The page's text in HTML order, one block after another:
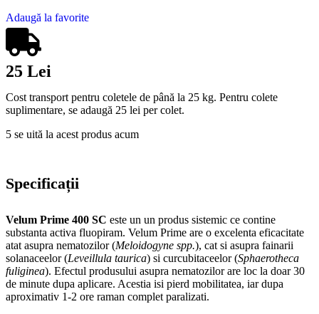
Adaugă la favorite
25 Lei
Cost transport pentru coletele de până la 25 kg. Pentru colete
suplimentare, se adaugă 25 lei per colet.
5 se uită la acest produs acum
Specificații
Velum Prime 400 SC este un un produs sistemic ce contine
substanta activa fluopiram. Velum Prime are o excelenta eficacitate
atat asupra nematozilor (Meloidogyne spp.), cat si asupra fainarii
solanaceelor (Leveillula taurica) si curcubitaceelor (Sphaerotheca
fuliginea). Efectul produsului asupra nematozilor are loc la doar 30
de minute dupa aplicare. Acestia isi pierd mobilitatea, iar dupa
aproximativ 1-2 ore raman complet paralizati.